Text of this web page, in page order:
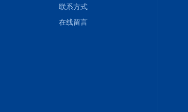
联系方式
在线留言